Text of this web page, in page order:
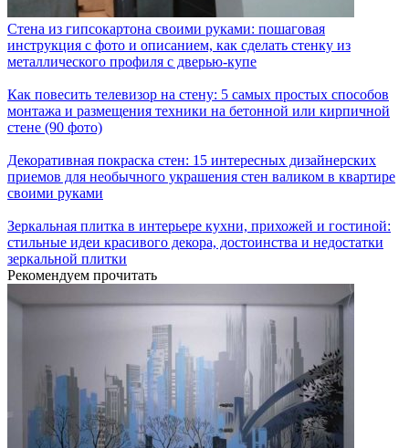
Стена из гипсокартона своими руками: пошаговая
инструкция с фото и описанием, как сделать стенку из
металлического профиля с дверью-купе
Как повесить телевизор на стену: 5 самых простых способов
монтажа и размещения техники на бетонной или кирпичной
стене (90 фото)
Декоративная покраска стен: 15 интересных дизайнерских
приемов для необычного украшения стен валиком в квартире
своими руками
Зеркальная плитка в интерьере кухни, прихожей и гостиной:
стильные идеи красивого декора, достоинства и недостатки
зеркальной плитки
Рекомендуем прочитать